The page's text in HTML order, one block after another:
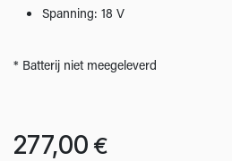
Spanning: 18 V
* Batterij niet meegeleverd
277,00 €